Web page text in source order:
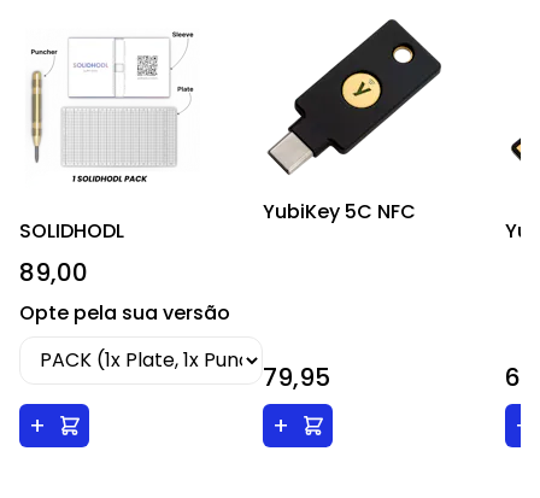
SOLIDHODL
89,00
Opte pela sua versão
+
YubiKey 5C NFC
79,95
+
+